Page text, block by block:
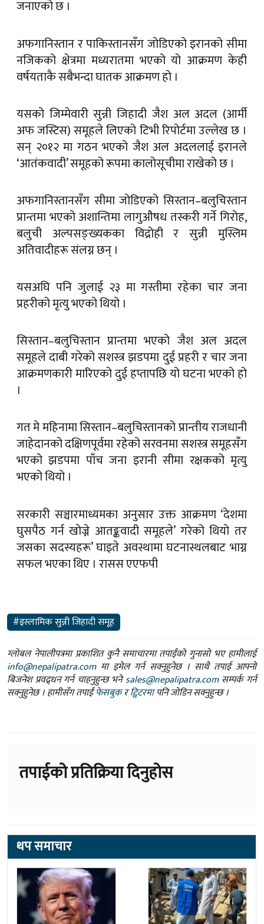
जनाएको छ ।
अफगानिस्तान र पाकिस्तानसँग जोडिएको इरानको सीमा
नजिकको क्षेत्रमा मध्यरातमा भएको यो आक्रमण केही
वर्षयताकै सबैभन्दा घातक आक्रमण हो ।
यसको जिम्मेवारी सुन्नी जिहादी जैश अल अदल (आर्मी
अफ जस्टिस) समूहले लिएको टिभी रिपोर्टमा उल्लेख छ ।
सन् २०१२ मा गठन भएको जैश अल अदललाई इरानले
‘आतंकवादी’ समूहको रूपमा कालोसूचीमा राखेको छ ।
अफगानिस्तानसँग सीमा जोडिएको सिस्तान–बलुचिस्तान
प्रान्तमा भएको अशान्तिमा लागुऔषध तस्करी गर्ने गिरोह,
बलुची अल्पसङ्ख्यकका विद्रोही र सुन्नी मुस्लिम
अतिवादीहरू संलग्न छन् ।
यसअघि पनि जुलाई २३ मा गस्तीमा रहेका चार जना
प्रहरीको मृत्यु भएको थियो ।
सिस्तान–बलुचिस्तान प्रान्तमा भएको जैश अल अदल
समूहले दाबी गरेको सशस्त्र झडपमा दुई प्रहरी र चार जना
आक्रमणकारी मारिएको दुई हप्तापछि यो घटना भएको हो
।
गत मे महिनामा सिस्तान–बलुचिस्तानको प्रान्तीय राजधानी
जाहेदानको दक्षिणपूर्वमा रहेको सरवनमा सशस्त्र समूहसँग
भएको झडपमा पाँच जना इरानी सीमा रक्षकको मृत्यु
भएको थियो ।
सरकारी सञ्चारमाध्यमका अनुसार उक्त आक्रमण ‘देशमा
घुसपैठ गर्न खोज्ने आतङ्कवादी समूहले’ गरेको थियो तर
जसका सदस्यहरू’ घाइते अवस्थामा घटनास्थलबाट भाग्न
सफल भएका थिए । रासस एएफपी
#इस्लामिक सुन्नी जिहादी समूह
ग्लोबल नेपालीपत्रमा प्रकाशित कुनै समाचारमा तपाईंको गुनासो भए हामीलाई
info@nepalipatra.comमा इमेल गर्न सक्नुहुनेछ । साथै तपाई आफ्नो
बिजनेश प्रवद्र्धन गर्न चाहनुहुन्छ भनेsales@nepalipatra.comसम्पर्क गर्न
सक्नुहुनेछ । हामीसँग तपाईंफेसबुकरट्विटरमापनि जोडिन सक्नुहुन्छ ।
तपाईको प्रतिक्रिया दिनुहोस
थप समाचार